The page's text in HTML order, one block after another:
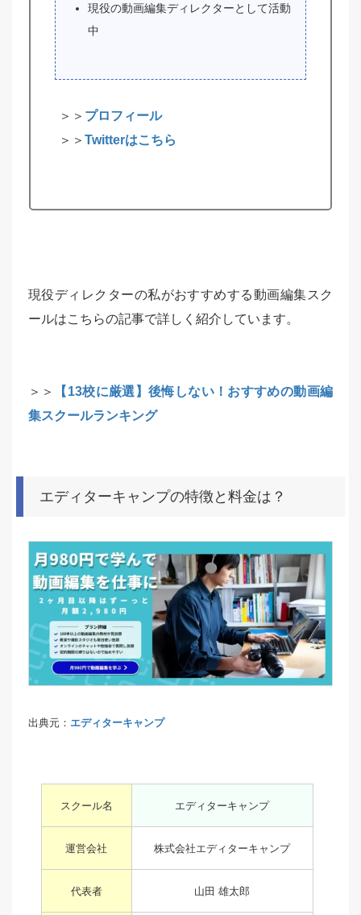
現役の動画編集ディレクターとして活動
中
＞＞ プロフィール
＞＞ Twitterはこちら
現役ディレクターの私がおすすめする動画編集スク
ールはこちらの記事で詳しく紹介しています。
＞＞
【13校に厳選】後悔しない！おすすめの動画編
集スクールランキング
エディターキャンプの特徴と料金は？
出典元： エディターキャンプ
スクール名 エディターキャンプ
運営会社 株式会社エディターキャンプ
代表者 山田 雄太郎